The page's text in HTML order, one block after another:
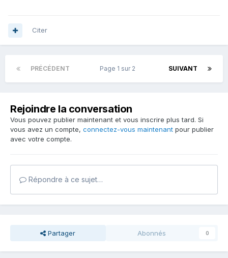
Citer
PRÉCÉDENT SUIVANT
Page 1 sur 2
Rejoindre la conversation
Vous pouvez publier maintenant et vous inscrire plus tard. Si
vous avez un compte, connectez-vous maintenant pour publier
avec votre compte.
Répondre à ce sujet…
Partager Abonnés 0